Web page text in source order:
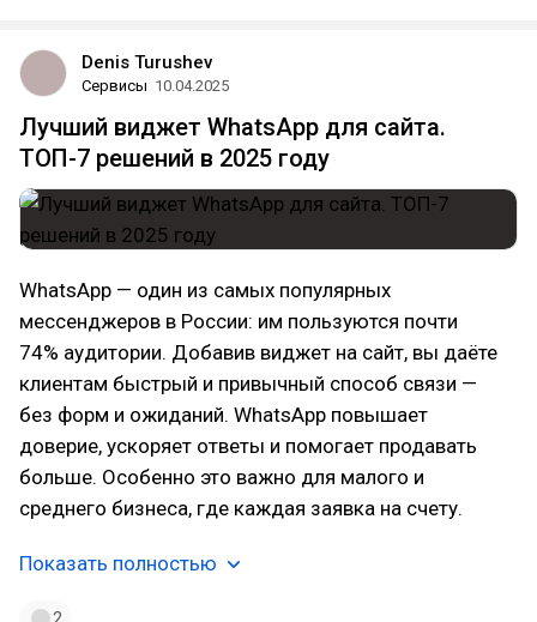
Denis Turushev
Сервисы 10.04.2025
Лучший виджет WhatsApp для сайта.
ТОП-7 решений в 2025 году
WhatsApp — один из самых популярных
мессенджеров в России: им пользуются почти
74% аудитории. Добавив виджет на сайт, вы даёте
клиентам быстрый и привычный способ связи —
без форм и ожиданий. WhatsApp повышает
доверие, ускоряет ответы и помогает продавать
больше. Особенно это важно для малого и
среднего бизнеса, где каждая заявка на счету.
Показать полностью